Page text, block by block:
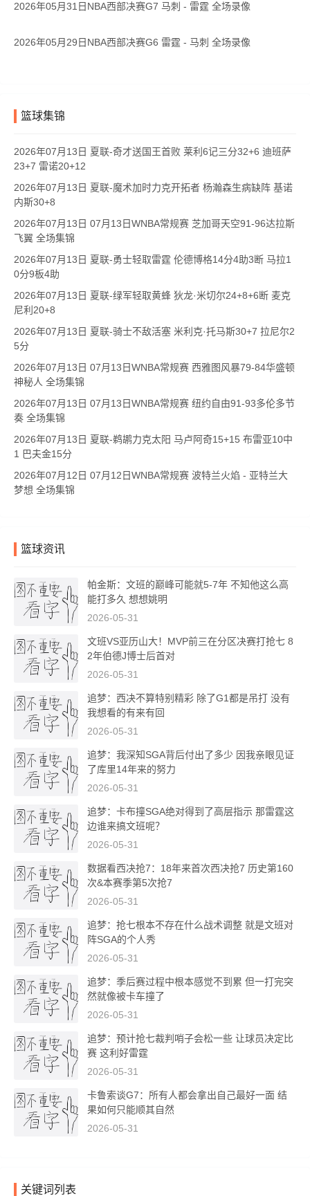
2026年05月31日NBA西部决赛G7 马刺 - 雷霆 全场录像
2026年05月29日NBA西部决赛G6 雷霆 - 马刺 全场录像
篮球集锦
2026年07月13日 夏联-奇才送国王首败 莱利6记三分32+6 迪班萨
23+7 雷诺20+12
2026年07月13日 夏联-魔术加时力克开拓者 杨瀚森生病缺阵 基诺
内斯30+8
2026年07月13日 07月13日WNBA常规赛 芝加哥天空91-96达拉斯
飞翼 全场集锦
2026年07月13日 夏联-勇士轻取雷霆 伦德博格14分4助3断 马拉1
0分9板4助
2026年07月13日 夏联-绿军轻取黄蜂 狄龙·米切尔24+8+6断 麦克
尼利20+8
2026年07月13日 夏联-骑士不敌活塞 米利克·托马斯30+7 拉尼尔2
5分
2026年07月13日 07月13日WNBA常规赛 西雅图风暴79-84华盛顿
神秘人 全场集锦
2026年07月13日 07月13日WNBA常规赛 纽约自由91-93多伦多节
奏 全场集锦
2026年07月13日 夏联-鹈鹕力克太阳 马卢阿奇15+15 布雷亚10中
1 巴夫金15分
2026年07月12日 07月12日WNBA常规赛 波特兰火焰 - 亚特兰大
梦想 全场集锦
篮球资讯
帕金斯：文班的巅峰可能就5-7年 不知他这么高
能打多久 想想姚明
2026-05-31
文班VS亚历山大！MVP前三在分区决赛打抢七 8
2年伯德J博士后首对
2026-05-31
追梦：西决不算特别精彩 除了G1都是吊打 没有
我想看的有来有回
2026-05-31
追梦：我深知SGA背后付出了多少 因我亲眼见证
了库里14年来的努力
2026-05-31
追梦：卡布撞SGA绝对得到了高层指示 那雷霆这
边谁来搞文班呢？
2026-05-31
数据看西决抢7：18年来首次西决抢7 历史第160
次&本赛季第5次抢7
2026-05-31
追梦：抢七根本不存在什么战术调整 就是文班对
阵SGA的个人秀
2026-05-31
追梦：季后赛过程中根本感觉不到累 但一打完突
然就像被卡车撞了
2026-05-31
追梦：预计抢七裁判哨子会松一些 让球员决定比
赛 这利好雷霆
2026-05-31
卡鲁索谈G7：所有人都会拿出自己最好一面 结
果如何只能顺其自然
2026-05-31
关键词列表